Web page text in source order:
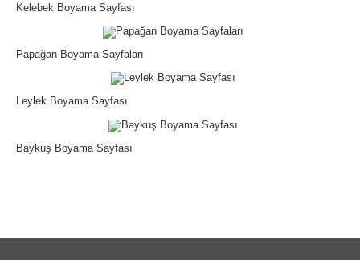
Kelebek Boyama Sayfası
Papağan Boyama Sayfaları
Leylek Boyama Sayfası
Baykuş Boyama Sayfası